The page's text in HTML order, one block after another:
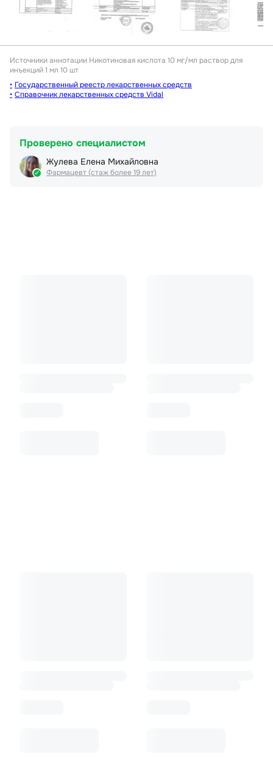
Источники аннотации Никотиновая кислота 10 мг/мл раствор для
инъекций 1 мл 10 шт
Государственный реестр лекарственных средств
Справочник лекарственных средств Vidal
Проверено специалистом
Жулева Елена Михайловна
Фармацевт (стаж более 19 лет)